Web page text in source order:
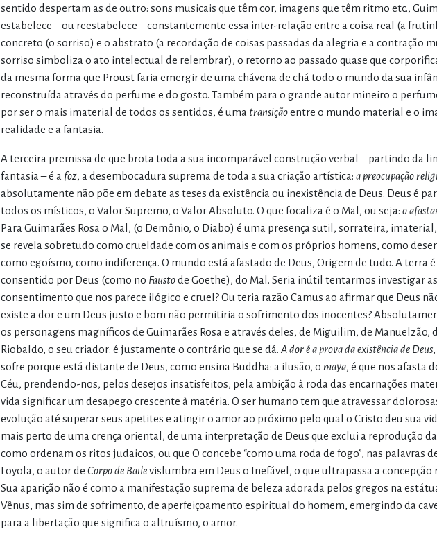
sentido despertam as de outro: sons musicais que têm cor, imagens que têm ritmo etc.,
estabelece – ou reestabelece – constantemente essa inter-relação entre a coisa real (a
concreto (o sorriso) e o abstrato (a recordação de coisas passadas da alegria e a contração
sorriso simboliza o ato intelectual de relembrar), o retorno ao passado quase que
da mesma forma que Proust faria emergir de uma chávena de chá todo o mundo da sua
reconstruída através do perfume e do gosto. Também para o grande autor mineiro o
por ser o mais imaterial de todos os sentidos, é uma transiçãoentre o mundo material e o
realidade e a fantasia.
A terceira premissa de que brota toda a sua incomparável construção verbal – partindo da
fantasia – é a foz, a desembocadura suprema de toda a sua criação artística: a preocupação
absolutamente não põe em debate as teses da existência ou inexistência de Deus. Deus é
todos os místicos, o Valor Supremo, o Valor Absoluto. O que focaliza é o Mal, ou seja: o
Para Guimarães Rosa o Mal, (o Demônio, o Diabo) é uma presença sutil, sorrateira,
se revela sobretudo como crueldade com os animais e com os próprios homens, como
como egoísmo, como indiferença. O mundo está afastado de Deus, Origem de tudo. A terra
consentido por Deus (como no Faustode Goethe), do Mal. Seria inútil tentarmos investigar
consentimento que nos parece ilógico e cruel? Ou teria razão Camus ao afirmar que Deus
existe a dor e um Deus justo e bom não permitiria o sofrimento dos inocentes?
os personagens magníficos de Guimarães Rosa e através deles, de Miguilim, de Manuelzão,
Riobaldo, o seu criador: é justamente o contrário que se dá. A dor é a prova da existência de Deus
sofre porque está distante de Deus, como ensina Buddha: a ilusão, o maya, é que nos afasta
Céu, prendendo-nos, pelos desejos insatisfeitos, pela ambição à roda das encarnações
vida significar um desapego crescente à matéria. O ser humano tem que atravessar
evolução até superar seus apetites e atingir o amor ao próximo pelo qual o Cristo deu sua
mais perto de uma crença oriental, de uma interpretação de Deus que exclui a reprodução
como ordenam os ritos judaicos, ou que O concebe “como uma roda de fogo”, nas palavras
Loyola, o autor de Corpo de Bailevislumbra em Deus o Inefável, o que ultrapassa a concepção
Sua aparição não é como a manifestação suprema de beleza adorada pelos gregos na
Vênus, mas sim de sofrimento, de aperfeiçoamento espiritual do homem, emergindo da
para a libertação que significa o altruísmo, o amor.